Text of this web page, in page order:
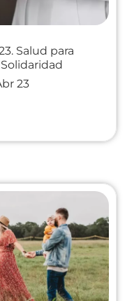
Salud para
23